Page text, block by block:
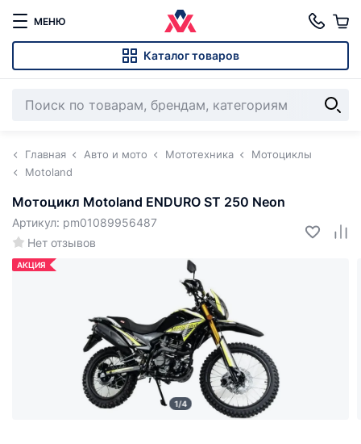
МЕНЮ
Каталог товаров
Главная Авто и мото Мототехника
Мотоциклы
Motoland
Мотоцикл Motoland ENDURO ST 250 Neon
Нет отзывов
Артикул: pm01089956487
АКЦИЯ
1/4